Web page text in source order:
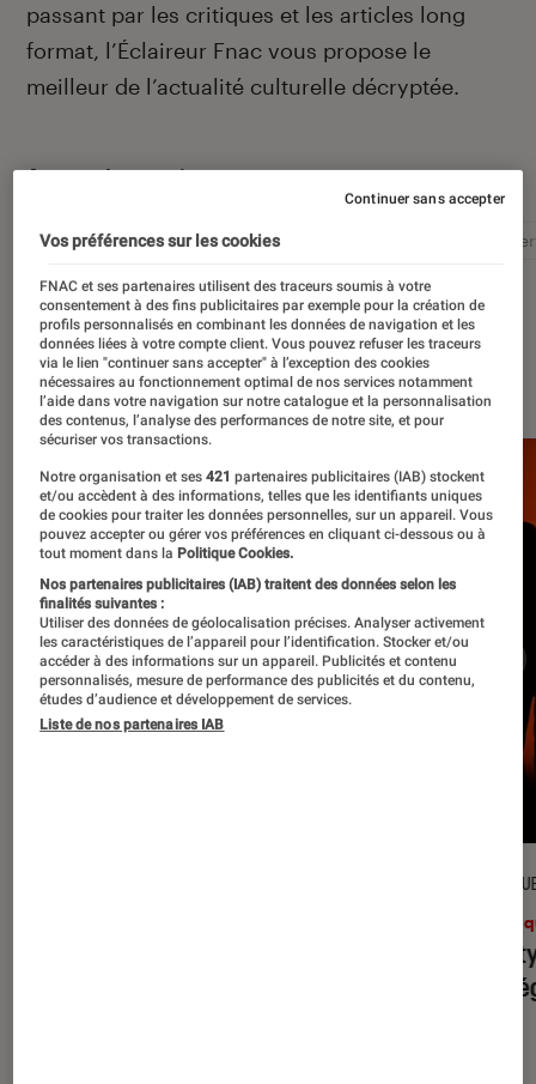
passant par les critiques et les articles long
format, l’Éclaireur Fnac vous propose le
meilleur de l’actualité culturelle décryptée.
Autour de ce sujet
Littérature Film Roman
À la une
leur
Vos préférences sur les cookies
FNAC et ses partenaires utilisent des traceurs soumis à votre
consentement à des fins publicitaires par exemple pour la création de
profils personnalisés en combinant les données de navigation et les
données liées à votre compte client. Vous pouvez refuser les traceurs
via le lien "continuer sans accepter" à l’exception des cookies
nécessaires au fonctionnement optimal de nos services notamment
l’aide dans votre navigation sur notre catalogue et la personnalisation
des contenus, l’analyse des performances de notre site, et pour
sécuriser vos transactions.
Notre organisation et ses421 partenaires publicitaires (IAB) stockent
et/ou accèdent à des informations, telles que les identifiants uniques
de cookies pour traiter les données personnelles, sur un appareil. Vous
pouvez accepter ou gérer vos préférences en cliquant ci-dessous ou à
tout moment dans la Politique Cookies.
Nos partenaires publicitaires (IAB) traitent des données selon les
finalités suivantes :
Utiliser des données de géolocalisation précises. Analyser activement
les caractéristiques de l’appareil pour l’identification. Stocker et/ou
accéder à des informations sur un appareil. Publicités et contenu
personnalisés, mesure de performance des publicités et du contenu,
études d’audience et développement de services.
Liste de nos partenaires IAB
Continuer sans accepter